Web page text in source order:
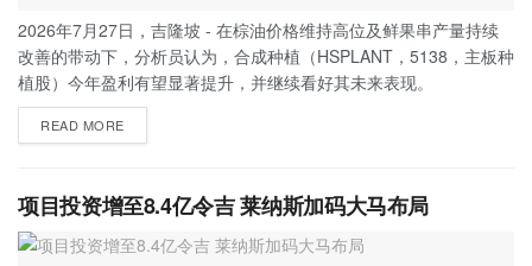
2026年7月27日，吉隆坡 - 在棕油价格维持高位及鲜果串产量持续
改善的带动下，分析员认为，合成种植（HSPLANT，5138，主板种
植股）今年盈利有望显著提升，并继续看好其未来表现。
READ MORE
项目投资增至8.4亿令吉 莱纳斯加码大马布局